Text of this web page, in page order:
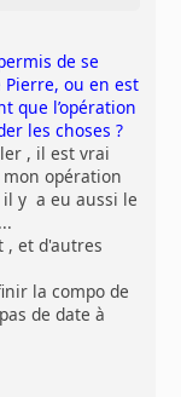
de se
Pierre, ou en est
que l’opération
les choses ?
, il est vrai
opération
il y a eu aussi le
, et d'autres
la compo de
de date à